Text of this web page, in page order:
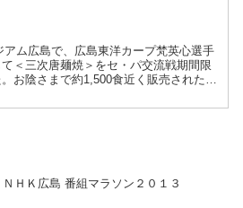
ム広島で、広島東洋カープ梵英心選手
＜三次唐麺焼＞をセ・パ交流戦期間限
お陰さまで約1,500食近く販売されたよ
ＮＨＫ広島 番組マラソン２０１３